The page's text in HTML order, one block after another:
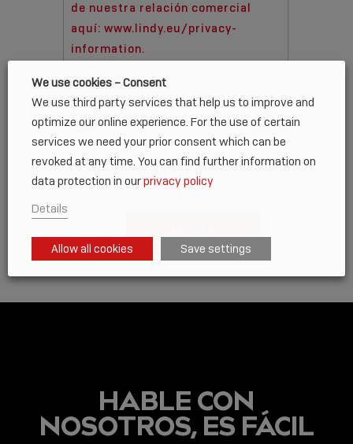
de nuestra relación comercial
aquí: www.lindy.eu/privacy-
information.
CAPTCHA
HABLE CON
NOSOTROS, ES FÁCIL
We use cookies – Consent
We use third party services that help us to improve and
optimize our online experience. For the use of certain
services we need your prior consent which can be
revoked at any time. You can find further information on
data protection in ourprivacy policy
Details
Allow all cookies Save settings